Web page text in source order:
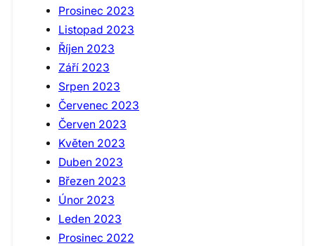
Prosinec 2023
Listopad 2023
Říjen 2023
Září 2023
Srpen 2023
Červenec 2023
Červen 2023
Květen 2023
Duben 2023
Březen 2023
Únor 2023
Leden 2023
Prosinec 2022